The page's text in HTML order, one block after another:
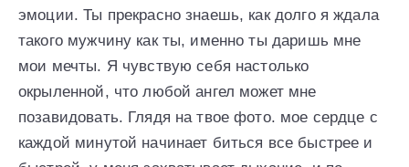
эмоции. Ты прекрасно знаешь, как долго я ждала
такого мужчину как ты, именно ты даришь мне
мои мечты. Я чувствую себя настолько
окрыленной, что любой ангел может мне
позавидовать. Глядя на твое фото. мое сердце с
каждой минутой начинает биться все быстрее и